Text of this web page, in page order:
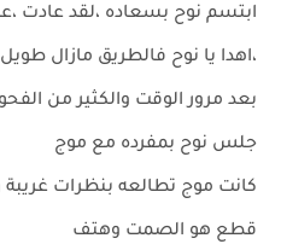
ابتسم نوح بسعاده ،لقد عادت
،اهدا يا نوح فالطريق مازال طويل
بعد مرور الوقت والكثير من
جلس نوح بمفرده مع موج
كانت موج تطالعه بنظرات
قطع هو الصمت وهتف